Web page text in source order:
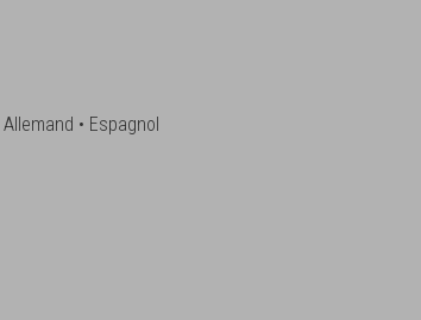
Allemand • Espagnol